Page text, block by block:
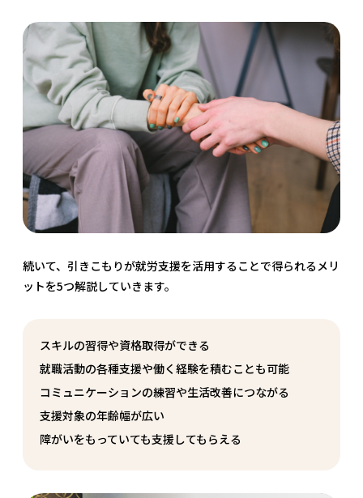
続いて、引きこもりが就労支援を活用することで得られるメリ
ットを5つ解説していきます。
スキルの習得や資格取得ができる
就職活動の各種支援や働く経験を積むことも可能
コミュニケーションの練習や生活改善につながる
支援対象の年齢幅が広い
障がいをもっていても支援してもらえる